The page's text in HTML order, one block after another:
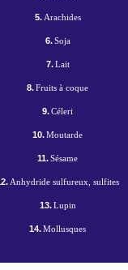
5.Arachides
6.Soja
7.Lait
8.Fruits à coque
9.Céleri
10.Moutarde
11.Sésame
Anhydride sulfureux, sulfites
13.Lupin
14.Mollusques